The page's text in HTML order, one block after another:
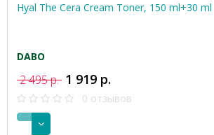
Hyal The Cera Cream Toner, 150 ml+30 ml
DABO
2 495 р. 1 919 р.
0 отзывов